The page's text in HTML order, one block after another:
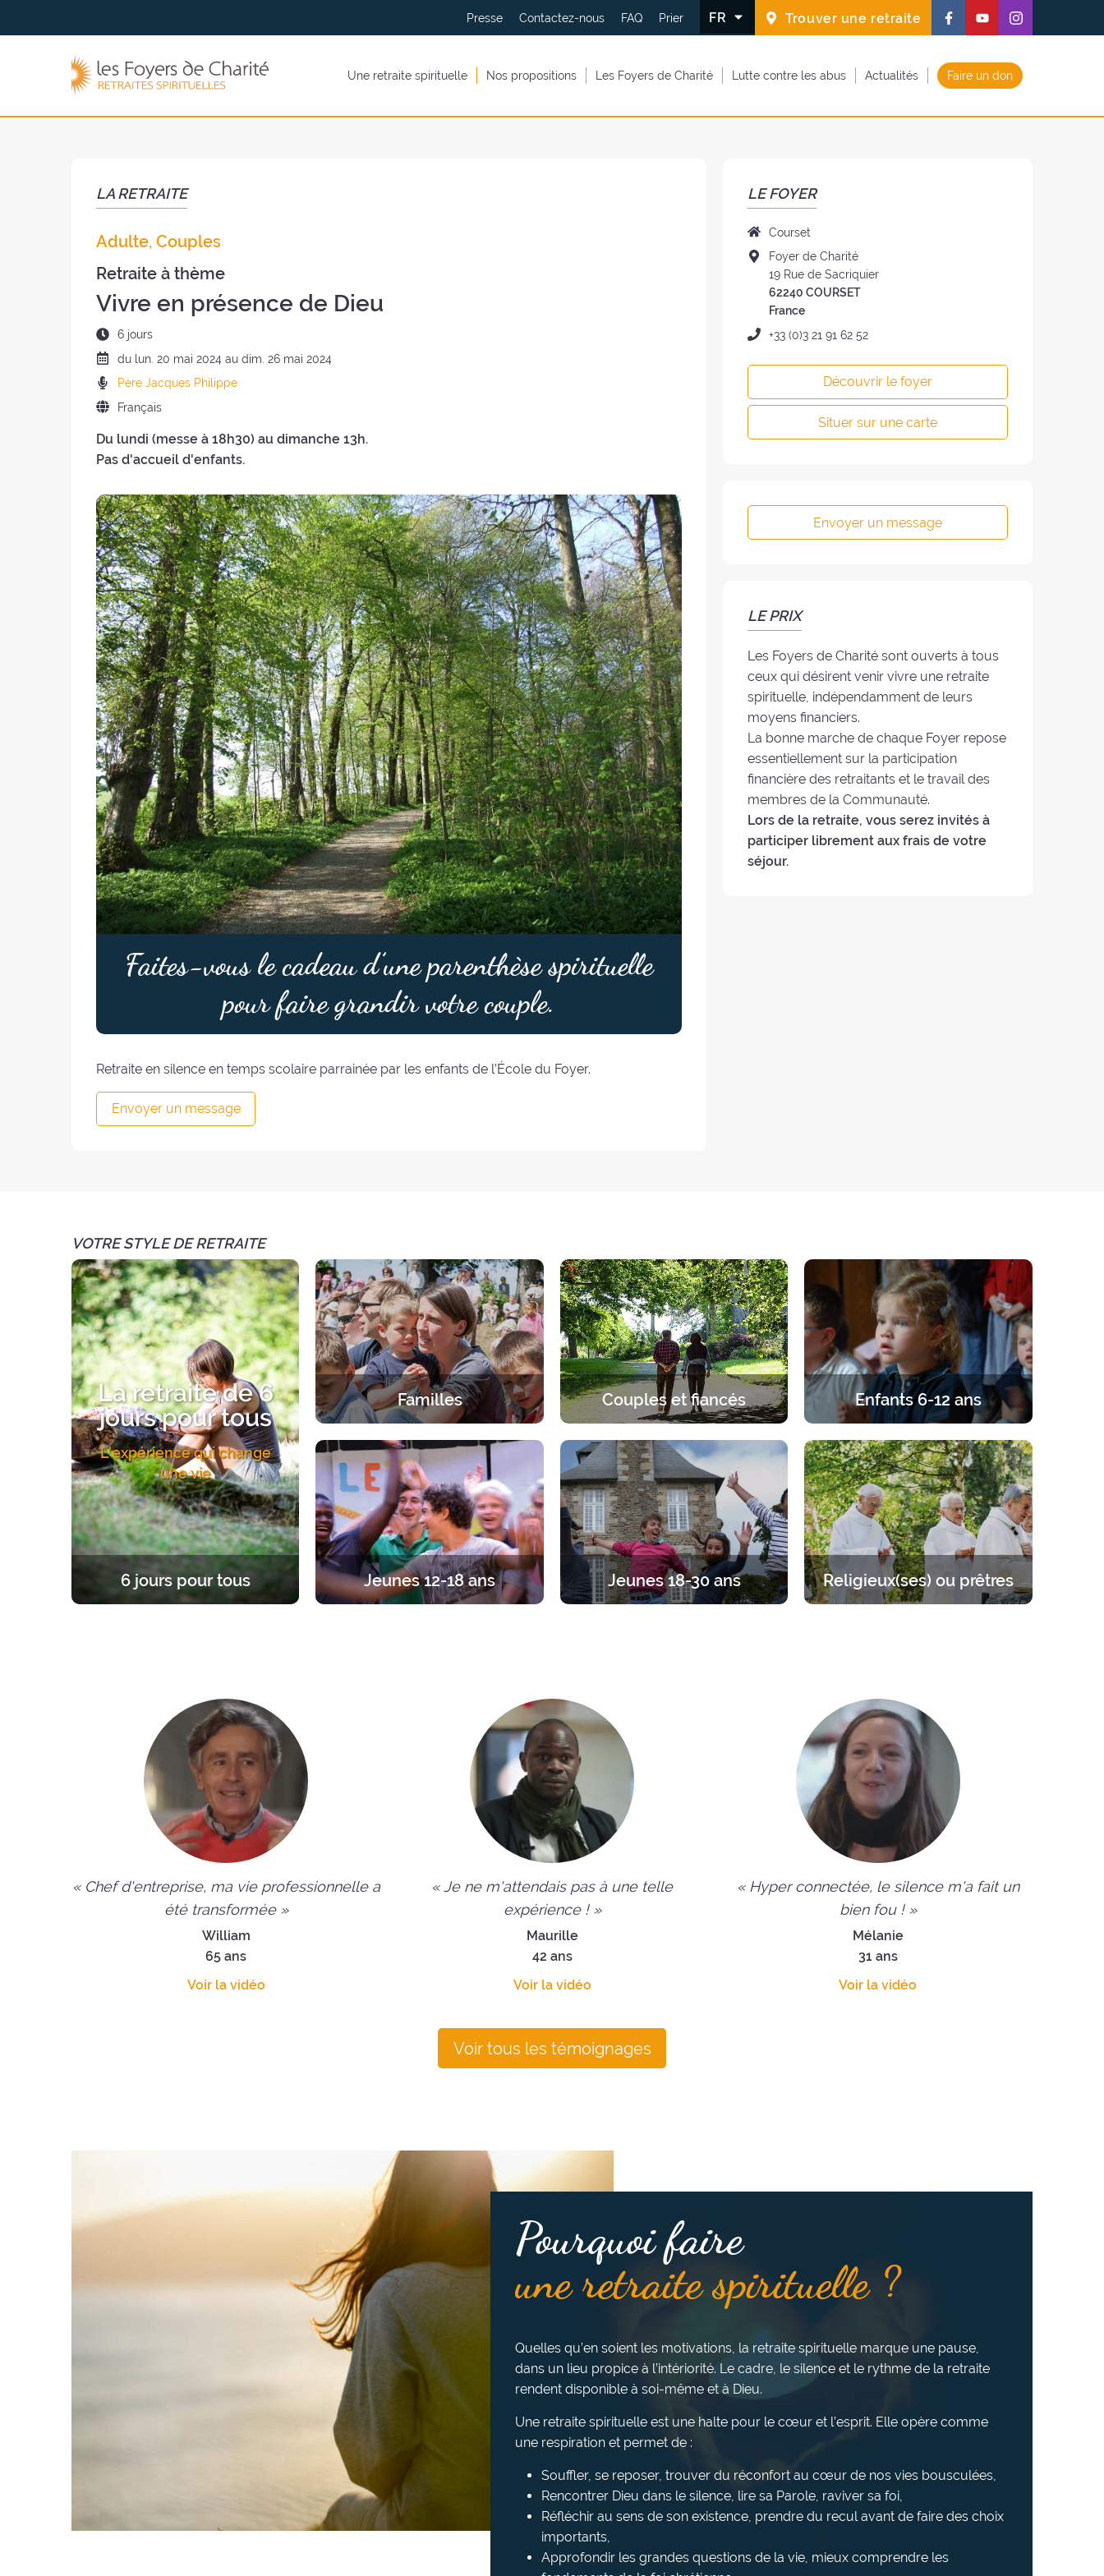
au
contenu
Presse Contactez-nous FAQ Prier FR Trouver une retraite
Suivez-
nous
Facebook
fenêtre)
Suivez-
nous
Youtube
fenêtre)
Suivez-
nous
Instagram
fenêtre)
Une retraite spirituelle Nos propositions Les Foyers de Charité Lutte contre les abus Actualités Faire un don
LA RETRAITE
Adulte, Couples
Retraite à thème
Vivre en présence de Dieu
Durée
de
retraite
:
6 jours
Date
de
retraite
:
du lun. 20 mai 2024 au dim. 26 mai 2024
Prédicateurs
:
Père Jacques Philippe
Langue
la
retraite
Français
Du lundi (messe à 18h30) au dimanche 13h.
Pas d'accueil d'enfants.
Faites-vous le cadeau d’une parenthèse spirituelle
pour faire grandir votre couple.
Retraite en silence en temps scolaire parrainée par les enfants de l’École du Foyer.
Envoyer un message
LE FOYER
Nom
du
foyer
:
Courset
Adresse
du
foyer
:
Foyer de Charité
19 Rue de Sacriquier
62240 COURSET
France
Téléphone
+33 (0)3 21 91 62 52
Découvrir le foyer
Situer sur une carte
Envoyer un message
LE PRIX
Les Foyers de Charité sont ouverts à tous
ceux qui désirent venir vivre une retraite
spirituelle, indépendamment de leurs
moyens financiers.
La bonne marche de chaque Foyer repose
essentiellement sur la participation
financière des retraitants et le travail des
membres de la Communauté.
Lors de la retraite, vous serez invités à
participer librement aux frais de votre
séjour.
VOTRE STYLE DE RETRAITE
6 jours pour tous
La retraite de 6
jours pour tous
L'expérience qui change
une vie
Familles
Un accueil spécifique à chaque âge,
parents et enfants.
Couples et fiancés
Dieu. 2 jours pour s’arrêter en couple,
discerner, dialoguer, prier.
Enfants 6-12 ans
ans. Un programme équilibré entre
prière, enseignements, jeux et
activités.
Jeunes 12-18 ans Jeunes 18-30 ans Religieux(ses) ou prêtres
« Chef d'entreprise, ma vie professionnelle a
été transformée »
William
65 ans
Voir la vidéo
« Je ne m'attendais pas à une telle
expérience ! »
Maurille
42 ans
Voir la vidéo
« Hyper connectée, le silence m'a fait un
bien fou ! »
Mélanie
31 ans
Voir la vidéo
Voir tous les témoignages
Pourquoi faire
une retraite spirituelle ?
Quelles qu’en soient les motivations, la retraite spirituelle marque une pause,
dans un lieu propice à l’intériorité. Le cadre, le silence et le rythme de la retraite
rendent disponible à soi-même et à Dieu.
Une retraite spirituelle est une halte pour le cœur et l’esprit. Elle opère comme
une respiration et permet de :
Souffler, se reposer, trouver du réconfort au cœur de nos vies bousculées,
Rencontrer Dieu dans le silence, lire sa Parole, raviver sa foi,
Réfléchir au sens de son existence, prendre du recul avant de faire des choix
importants,
Approfondir les grandes questions de la vie, mieux comprendre les